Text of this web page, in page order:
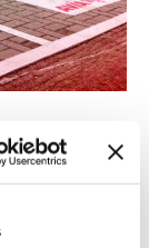
starten